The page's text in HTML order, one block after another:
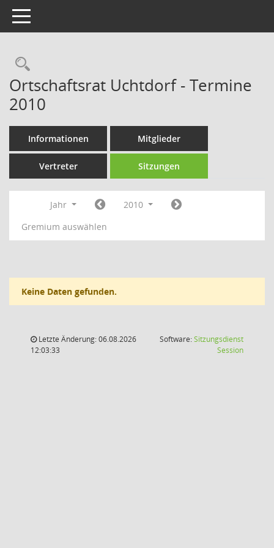
Toggle navigation
Rechercheauswahl
Ortschaftsrat Uchtdorf - Termine
2010
Informationen Mitglieder
Vertreter Sitzungen
Jahr
2010
Gremium auswählen
Keine Daten gefunden.
Letzte Änderung: 06.08.2026
12:03:33
Software:Sitzungsdienst
Session(Wird in